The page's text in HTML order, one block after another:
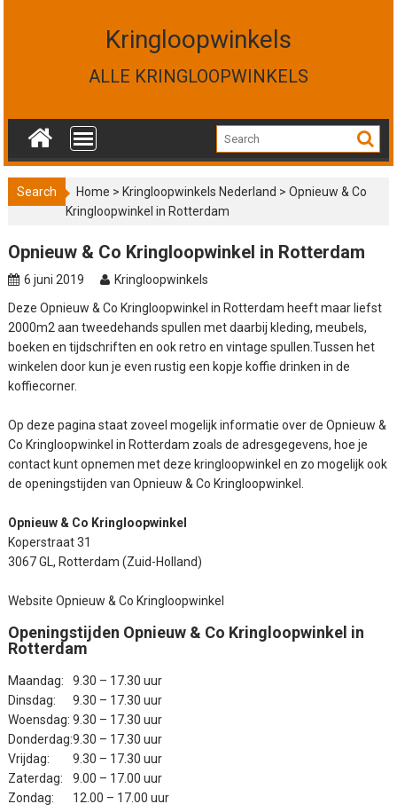
n
Kringloopwinkels
ALLE KRINGLOOPWINKELS
Search Home >Kringloopwinkels Nederland >Opnieuw & Co
Kringloopwinkel in Rotterdam
Opnieuw & Co Kringloopwinkel in Rotterdam
6 juni 2019
Kringloopwinkels
Deze Opnieuw & Co Kringloopwinkel in Rotterdam heeft maar liefst
2000m2 aan tweedehands spullen met daarbij kleding, meubels,
boeken en tijdschriften en ook retro en vintage spullen.Tussen het
winkelen door kun je even rustig een kopje koffie drinken in de
koffiecorner.
Op deze pagina staat zoveel mogelijk informatie over de Opnieuw &
Co Kringloopwinkel in Rotterdam zoals de adresgegevens, hoe je
contact kunt opnemen met deze kringloopwinkel en zo mogelijk ook
de openingstijden van Opnieuw & Co Kringloopwinkel.
Opnieuw & Co Kringloopwinkel
Koperstraat 31
3067 GL, Rotterdam (Zuid-Holland)
Website Opnieuw & Co Kringloopwinkel
Openingstijden Opnieuw & Co Kringloopwinkel in
Rotterdam
Maandag:
9.30 – 17.30 uur
Dinsdag:
9.30 – 17.30 uur
Woensdag: 9.30 – 17.30 uur
Donderdag:9.30 – 17.30 uur
Vrijdag:
9.30 – 17.30 uur
Zaterdag:
9.00 – 17.00 uur
Zondag:
12.00 – 17.00 uur